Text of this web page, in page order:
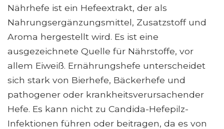
Nährhefe ist ein Hefeextrakt, der als
Nahrungsergänzungsmittel, Zusatzstoff und
Aroma hergestellt wird. Es ist eine
ausgezeichnete Quelle für Nährstoffe, vor
allem Eiweiß. Ernährungshefe unterscheidet
sich stark von Bierhefe, Bäckerhefe und
pathogener oder krankheitsverursachender
Hefe. Es kann nicht zu Candida-Hefepilz-
Infektionen führen oder beitragen, da es von